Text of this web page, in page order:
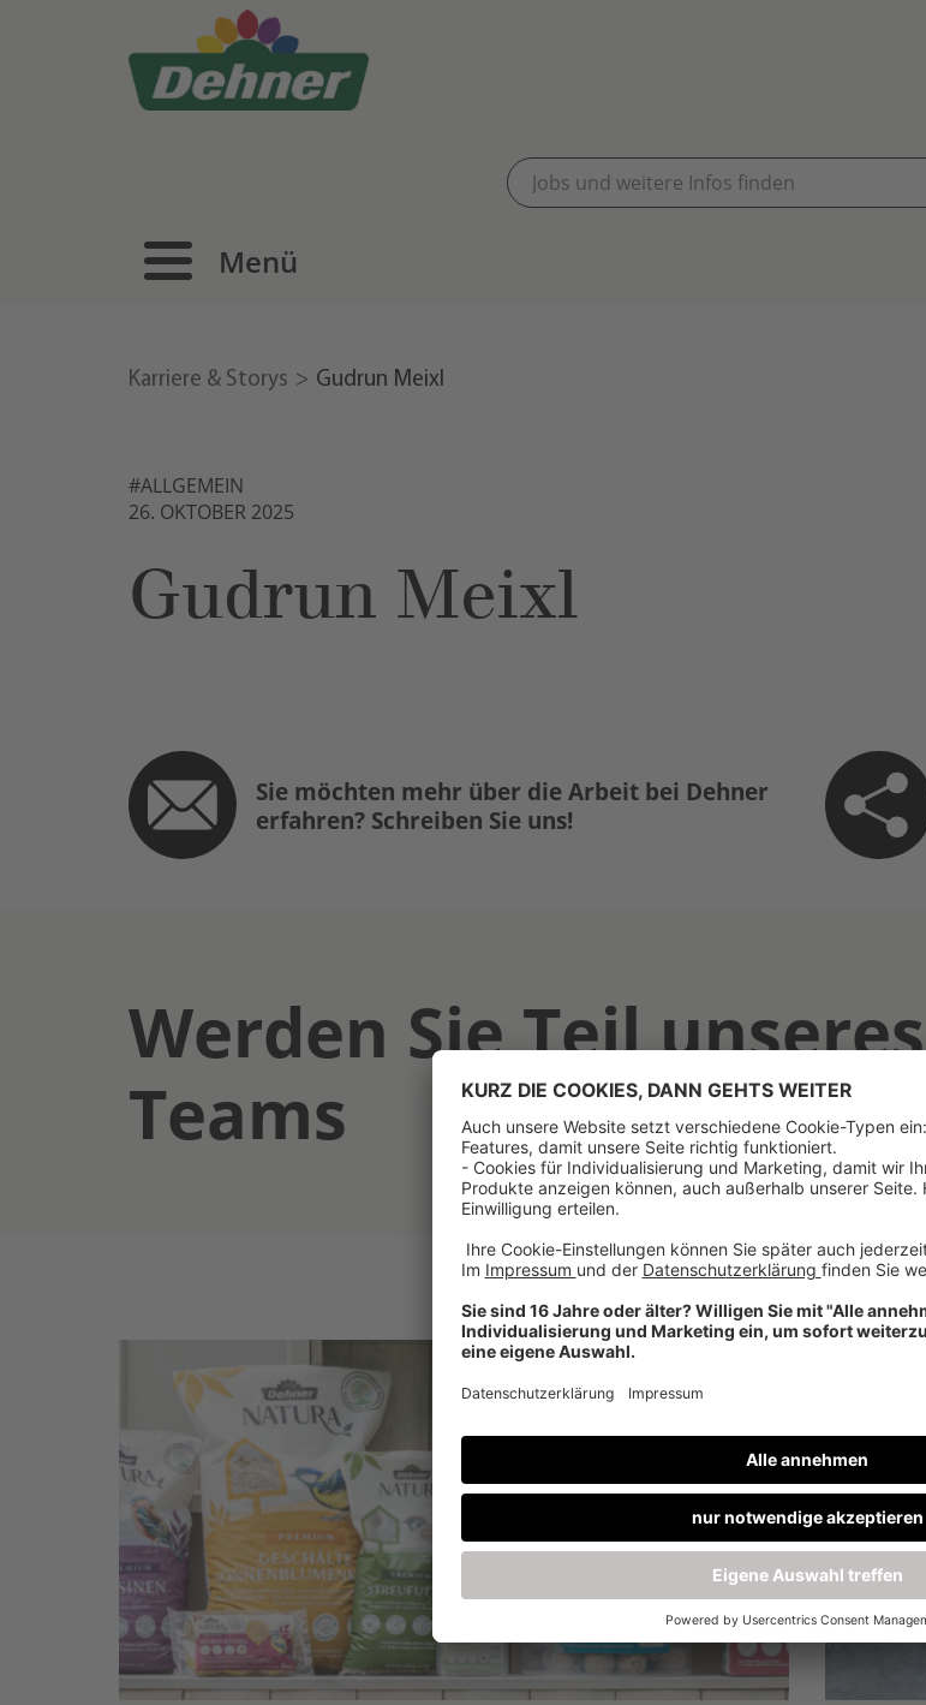
Menü
Karriere & Storys Gudrun Meixl
#ALLGEMEIN
26. OKTOBER 2025
Gudrun Meixl
Sie möchten mehr über die Arbeit bei Dehner
erfahren? Schreiben Sie uns!
Werden Sie Teil unseres
Teams